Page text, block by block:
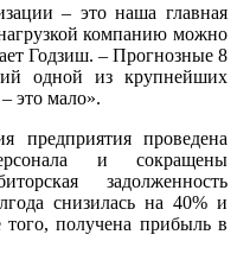
– это наша главная
компанию можно
Годзиш. – Прогнозные 8
одной из крупнейших
это мало».
предприятия проведена
и сокращены
задолженность
снизилась на 40% и
получена прибыль в